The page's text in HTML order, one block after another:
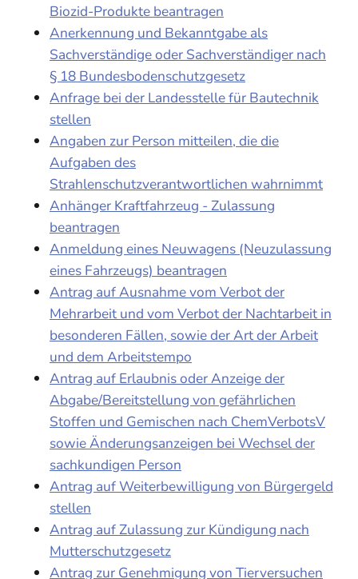
Biozid-Produkte beantragen
Anerkennung und Bekanntgabe als
Sachverständige oder Sachverständiger nach
§ 18 Bundesbodenschutzgesetz
Anfrage bei der Landesstelle für Bautechnik
stellen
Angaben zur Person mitteilen, die die
Aufgaben des
Strahlenschutzverantwortlichen wahrnimmt
Anhänger Kraftfahrzeug - Zulassung
beantragen
Anmeldung eines Neuwagens (Neuzulassung
eines Fahrzeugs) beantragen
Antrag auf Ausnahme vom Verbot der
Mehrarbeit und vom Verbot der Nachtarbeit in
besonderen Fällen, sowie der Art der Arbeit
und dem Arbeitstempo
Antrag auf Erlaubnis oder Anzeige der
Abgabe/Bereitstellung von gefährlichen
Stoffen und Gemischen nach ChemVerbotsV
sowie Änderungsanzeigen bei Wechsel der
sachkundigen Person
Antrag auf Weiterbewilligung von Bürgergeld
stellen
Antrag auf Zulassung zur Kündigung nach
Mutterschutzgesetz
Antrag zur Genehmigung von Tierversuchen